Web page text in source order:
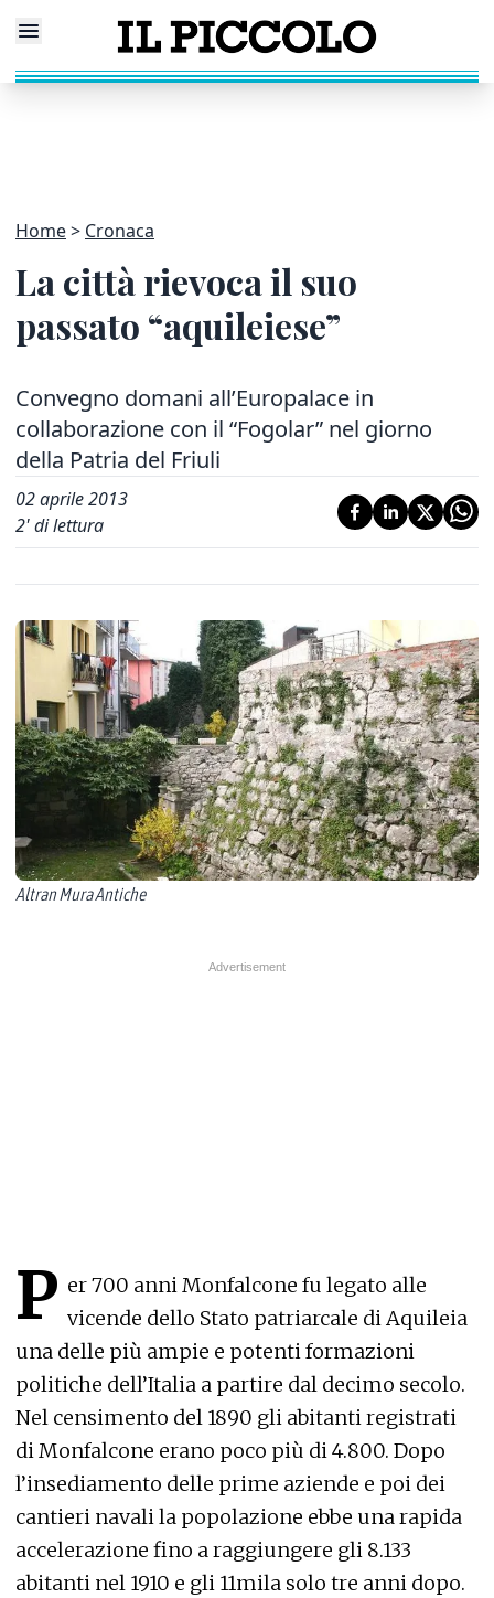
Home Cronaca
La città rievoca il suo
passato “aquileiese”
Convegno domani all’Europalace in
collaborazione con il “Fogolar” nel giorno
della Patria del Friuli
02 aprile 2013
2' di lettura
Altran Mura Antiche
P er 700 anni Monfalcone fu legato alle
vicende dello Stato patriarcale di Aquileia
una delle più ampie e potenti formazioni
politiche dell’Italia a partire dal decimo secolo.
Nel censimento del 1890 gli abitanti registrati
di Monfalcone erano poco più di 4.800. Dopo
l’insediamento delle prime aziende e poi dei
cantieri navali la popolazione ebbe una rapida
accelerazione fino a raggiungere gli 8.133
abitanti nel 1910 e gli 11mila solo tre anni dopo.